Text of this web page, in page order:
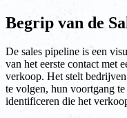
Begrip van de
De sales pipeline is een
van het eerste contact met
verkoop. Het stelt
te volgen, hun voortgang
identificeren die het